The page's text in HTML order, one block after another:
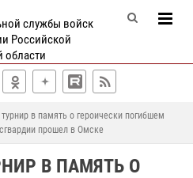
службы войск
Российской
в память о героически погибшем
прошел в Омске
В ПАМЯТЬ О